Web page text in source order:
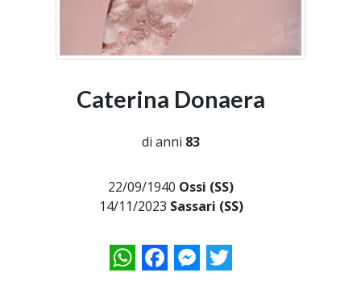
Caterina Donaera
di anni 83
22/09/1940 Ossi (SS)
14/11/2023 Sassari (SS)
WhatsAppFacebookMessenger
Twitter